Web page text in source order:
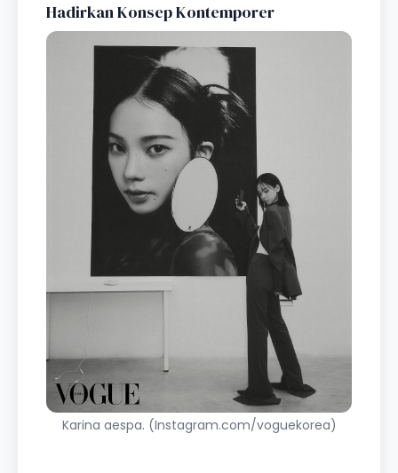
Hadirkan Konsep Kontemporer
Karina aespa. (Instagram.com/voguekorea)